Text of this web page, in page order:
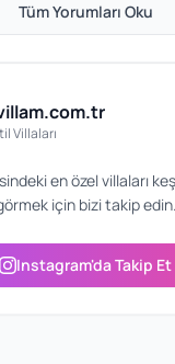
Tüm Yorumları Oku
Villaları
en özel villaları
için bizi takip edin.
Instagram'da Takip Et